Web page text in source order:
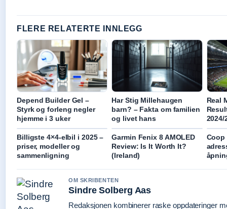
FLERE RELATERTE INNLEGG
Depend Builder Gel –
Styrk og forleng negler
hjemme i 3 uker
Har Stig Millehaugen
barn? – Fakta om familien
og livet hans
Real
2024/
Billigste 4×4-elbil i 2025 –
priser, modeller og
sammenligning
Garmin Fenix 8 AMOLED
Review: Is It Worth It?
(Ireland)
Coop
OM SKRIBENTEN
Sindre Solberg Aas
Redaksjonen kombinerer raske oppdateringer